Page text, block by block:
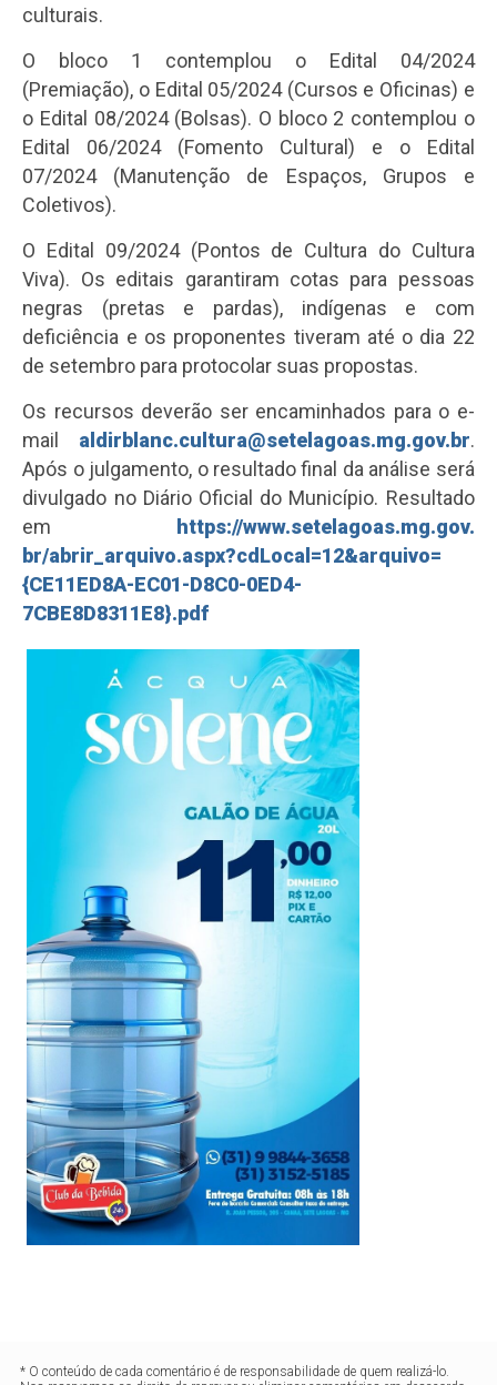
culturais.
O bloco 1 contemplou o Edital 04/2024
(Premiação), o Edital 05/2024 (Cursos e Oficinas) e
o Edital 08/2024 (Bolsas). O bloco 2 contemplou o
Edital 06/2024 (Fomento Cultural) e o Edital
07/2024 (Manutenção de Espaços, Grupos e
Coletivos).
O Edital 09/2024 (Pontos de Cultura do Cultura
Viva). Os editais garantiram cotas para pessoas
negras (pretas e pardas), indígenas e com
deficiência e os proponentes tiveram até o dia 22
de setembro para protocolar suas propostas.
Os recursos deverão ser encaminhados para o e-
mail aldirblanc.cultura@setelagoas.mg.gov.br.
Após o julgamento, o resultado final da análise será
divulgado no Diário Oficial do Município. Resultado
em
https://www.setelagoas.mg.gov.
br/abrir_arquivo.aspx?cdLocal=12&arquivo=
{CE11ED8A-EC01-D8C0-0ED4-
7CBE8D8311E8}.pdf
* O conteúdo de cada comentário é de responsabilidade de quem realizá-lo.